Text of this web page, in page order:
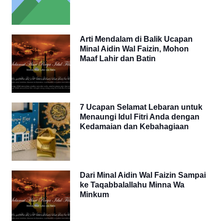
Arti Mendalam di Balik Ucapan
Minal Aidin Wal Faizin, Mohon
Maaf Lahir dan Batin
7 Ucapan Selamat Lebaran untuk
Menaungi Idul Fitri Anda dengan
Kedamaian dan Kebahagiaan
Dari Minal Aidin Wal Faizin Sampai
ke Taqabbalallahu Minna Wa
Minkum